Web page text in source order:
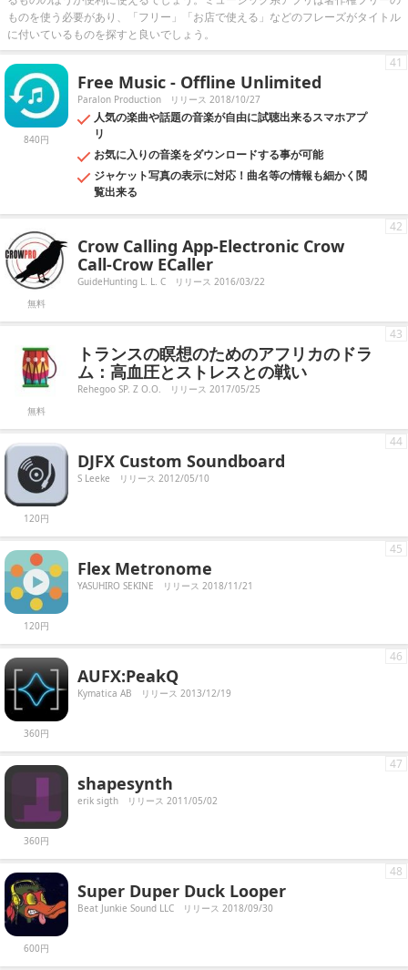
ものを使う必要があり、「フリー」「お店で使える」などのフレーズがタイトル
に付いているものを探すと良いでしょう。
840円
Frее Мusiс - Оffline Unlimitеd
Paralon Production リリース 2018/10/27
人気の楽曲や話題の音楽が自由に試聴出来るスマホアプ
リ
お気に入りの音楽をダウンロードする事が可能
ジャケット写真の表示に対応！曲名等の情報も細かく閲
覧出来る
41
無料
Crow Calling App-Electronic Crow
Call-Crow ECaller
GuideHunting L. L. C リリース 2016/03/22
42
無料
トランスの瞑想のためのアフリカのドラ
ム：高血圧とストレスとの戦い
Rehegoo SP. Z O.O. リリース 2017/05/25
43
120円
DJFX Custom Soundboard
S Leeke リリース 2012/05/10
44
120円
Flex Metronome
YASUHIRO SEKINE リリース 2018/11/21
45
360円
AUFX:PeakQ
Kymatica AB リリース 2013/12/19
46
360円
shapesynth
erik sigth リリース 2011/05/02
47
600円
Super Duper Duck Looper
Beat Junkie Sound LLC リリース 2018/09/30
48